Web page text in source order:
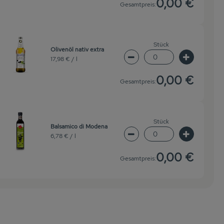
Gesamtpreis:0,00 €
ändern
Olivenöl nativ extra
17,98 € / l
Stück
Artikelanzahl verringern
Gesamtpreis:0,00 €
ändern
Balsamico di Modena
6,78 € / l
Stück
Artikelanzahl verringern
Gesamtpreis:0,00 €